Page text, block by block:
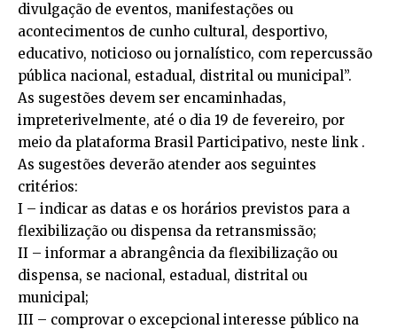
divulgação de eventos, manifestações ou
acontecimentos de cunho cultural, desportivo,
educativo, noticioso ou jornalístico, com repercussão
pública nacional, estadual, distrital ou municipal”.
As sugestões devem ser encaminhadas,
impreterivelmente, até o dia 19 de fevereiro, por
meio da plataforma Brasil Participativo, neste link .
As sugestões deverão atender aos seguintes
critérios:
I – indicar as datas e os horários previstos para a
flexibilização ou dispensa da retransmissão;
II – informar a abrangência da flexibilização ou
dispensa, se nacional, estadual, distrital ou
municipal;
III – comprovar o excepcional interesse público na